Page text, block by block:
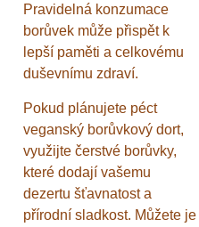
Pravidelná konzumace
borůvek může přispět k
lepší paměti a celkovému
duševnímu zdraví.
Pokud plánujete péct
veganský borůvkový dort,
využijte čerstvé borůvky,
které dodají vašemu
dezertu šťavnatost a
přírodní sladkost. Můžete je